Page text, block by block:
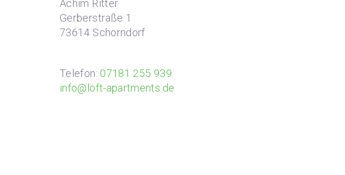
Achim Ritter
Gerberstraße 1
73614 Schorndorf
Telefon: 07181 255 939
info@loft-apartments.de